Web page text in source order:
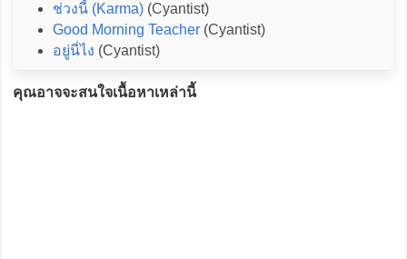
ช่วงนี้ (Karma)(Cyantist)
Good Morning Teacher(Cyantist)
อยู่นี่ไง (Cyantist)
คุณอาจจะสนใจเนื้อหาเหล่านี้